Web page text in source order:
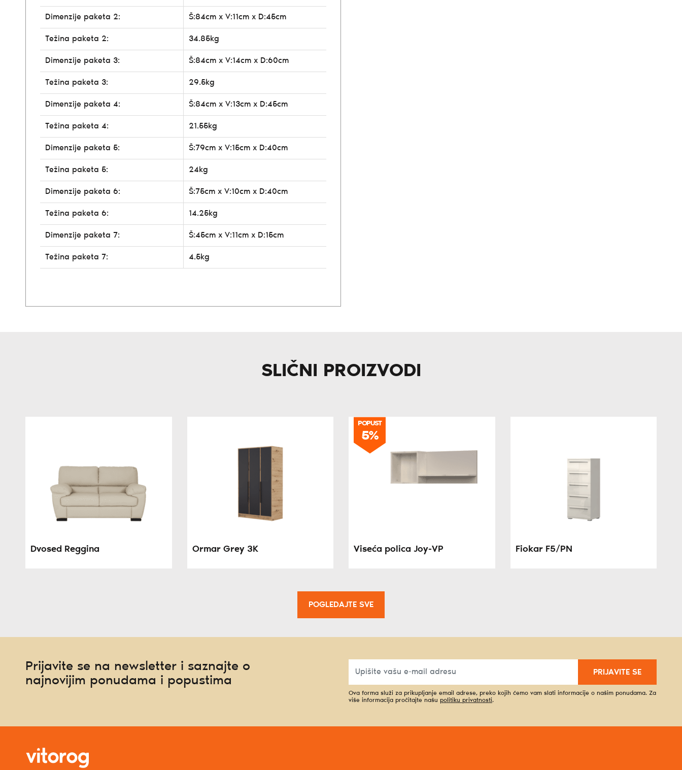
Dimenzije paketa 2: Š:84cm x V:11cm x D:45cm
Težina paketa 2: 34.85kg
Dimenzije paketa 3: Š:84cm x V:14cm x D:60cm
Težina paketa 3: 29.5kg
Dimenzije paketa 4: Š:84cm x V:13cm x D:45cm
Težina paketa 4: 21.55kg
Dimenzije paketa 5: Š:79cm x V:15cm x D:40cm
Težina paketa 5: 24kg
Dimenzije paketa 6: Š:75cm x V:10cm x D:40cm
Težina paketa 6: 14.25kg
Dimenzije paketa 7: Š:45cm x V:11cm x D:15cm
Težina paketa 7: 4.5kg
SLIČNI PROIZVODI
Dvosed Reggina Ormar Grey 3K
POPUST
5%
Viseća polica Joy-VP Fiokar F5/PN
POGLEDAJTE SVE
Prijavite se na newsletter i saznajte o
najnovijim ponudama i popustima
PRIJAVITE SE
Ova forma služi za prikupljanje email adrese, preko kojih ćemo vam slati informacije o našim ponudama. Za
više informacija pročitajte našu politiku privatnosti.